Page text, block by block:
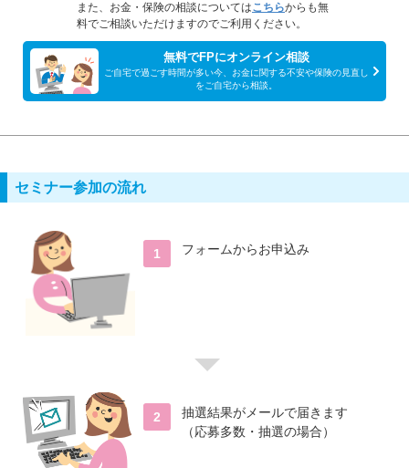
また、お金・保険の相談についてはこちらからも無
料でご相談いただけますのでご利用ください。
無料でFPにオンライン相談
ご自宅で過ごす時間が多い今、お金に関する不安や保険の見直し
をご自宅から相談。
セミナー参加の流れ
1 フォームからお申込み
2
抽選結果がメールで届きます
（応募多数・抽選の場合）